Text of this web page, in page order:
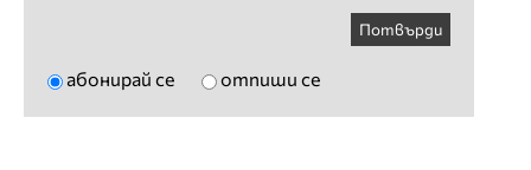
Потвърди
абонирай се отпиши се